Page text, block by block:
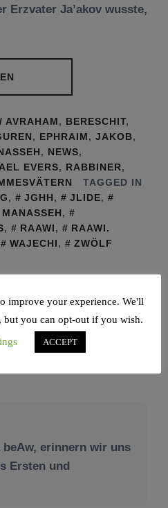
Erzvater Ja’akov wusste,
AVRAHAM, BERESCHIT,
, EPHRAIM, JAKOB,
, NEWS,
EVERS, RABBINER,
TAGGED IN
, JGHH, JLIDE,
MANASSEH,
, RAAWI,
RAAWI.
WAJECHI,
ZWÖLF
Ersten und
improve your experience. We'll
but you can opt-out if you wish.
ACCEPT